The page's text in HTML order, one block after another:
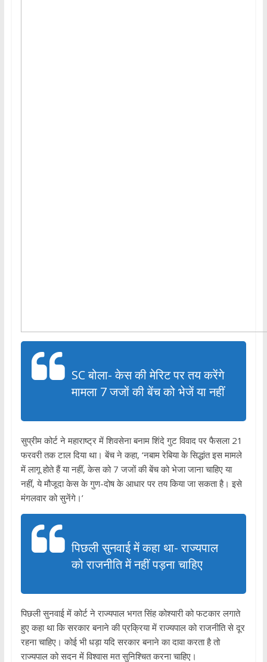
SC बोला- केस की मेरिट पर तय करेंगे
मामला 7 जजों की बेंच को भेजें या नहीं
सुप्रीम कोर्ट ने महाराष्ट्र में शिवसेना बनाम शिंदे गुट विवाद पर फैसला 21
फरवरी तक टाल दिया था। बेंच ने कहा, ‘नबाम रेबिया के सिद्धांत इस मामले
में लागू होते हैं या नहीं, केस को 7 जजों की बेंच को भेजा जाना चाहिए या
नहीं, ये मौजूदा केस के गुण-दोष के आधार पर तय किया जा सकता है। इसे
मंगलवार को सुनेंगे।’
पिछली सुनवाई में कहा था- राज्यपाल
को राजनीति में नहीं पड़ना चाहिए
पिछली सुनवाई में कोर्ट ने राज्यपाल भगत सिंह कोश्यारी को फटकार लगाते
हुए कहा था कि सरकार बनाने की प्रक्रिया में राज्यपाल को राजनीति से दूर
रहना चाहिए। कोई भी धड़ा यदि सरकार बनाने का दावा करता है तो
राज्यपाल को सदन में विश्वास मत सुनिश्चित करना चाहिए।